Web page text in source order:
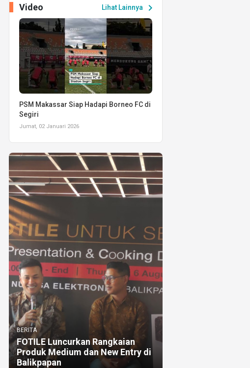
Lihat Lainnya chevron_right
Video
PSM Makassar Siap Hadapi Borneo FC di
Segiri
Jumat, 02 Januari 2026
BERITA
FOTILE Luncurkan Rangkaian
Produk Medium dan New Entry di
Balikpapan